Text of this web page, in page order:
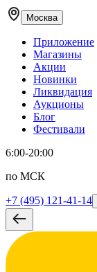
Москва
Приложение
Магазины
Акции
Новинки
Ликвидация
Аукционы
Блог
Фестивали
6:00-20:00
по МСК
+7 (495) 121-41-14